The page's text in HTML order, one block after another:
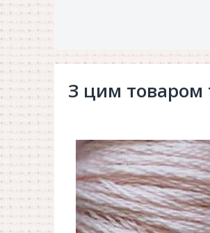
З цим товаром